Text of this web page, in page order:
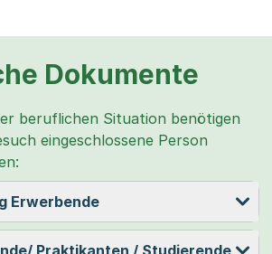
Dokumente
beruflichen Situation benötigen
eingeschlossene Person
Erwerbende
Praktikanten / Studierende